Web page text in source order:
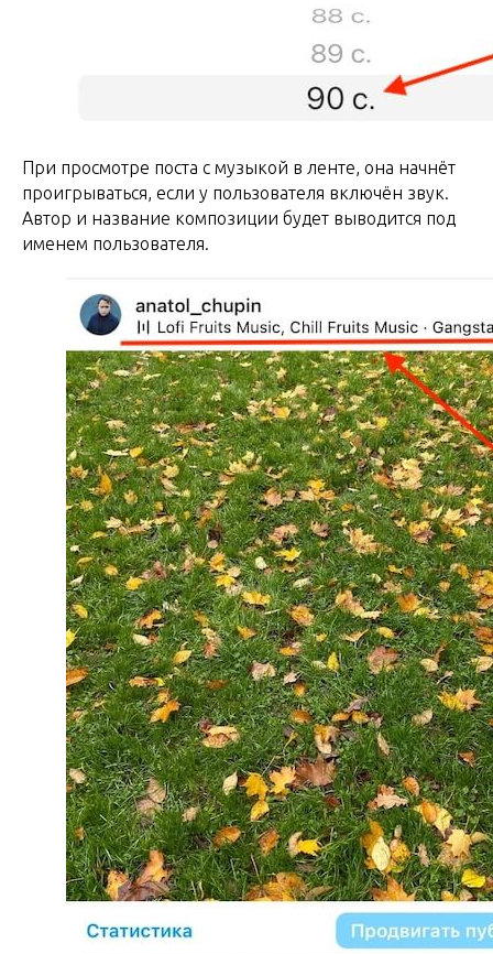
При просмотре поста с музыкой в ленте, она начнёт
проигрываться, если у пользователя включён звук.
Автор и название композиции будет выводится под
именем пользователя.